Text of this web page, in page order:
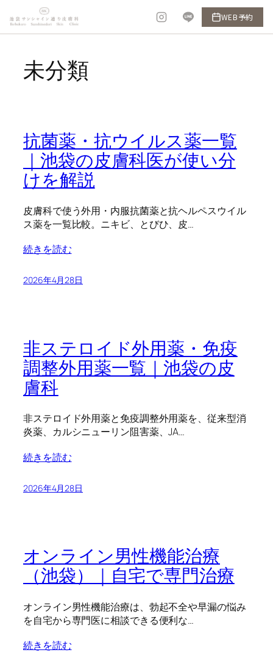
容
WEB予約
未分類
抗菌薬・抗ウイルス薬一覧
｜池袋の皮膚科医が使い分
けを解説
皮膚科で使う外用・内服抗菌薬と抗ヘルペスウイル
ス薬を一覧比較。ニキビ、とびひ、皮…
続きを読む
2026年4月28日
非ステロイド外用薬・免疫
調整外用薬一覧｜池袋の皮
膚科
非ステロイド外用薬と免疫調整外用薬を、従来型消
炎薬、カルシニューリン阻害薬、JA…
続きを読む
2026年4月28日
オンライン男性機能治療
（池袋）｜自宅で専門治療
オンライン男性機能治療は、勃起不全や早漏の悩み
を自宅から専門医に相談できる便利な…
続きを読む